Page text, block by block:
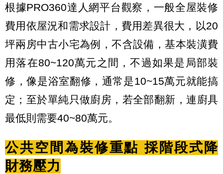
根據PRO360達人網平台觀察，一般全屋裝修
費用依屋況和需求設計，費用差異很大，以20
坪兩房中古小宅為例，不含設備，基本裝潢費
用落在80~120萬元之間，不過如果是局部裝
修，像是浴室翻修，通常是10~15萬元就能搞
定；至於單純只做廚房，若全部翻新，連廚具
最低則需要40~80萬元。
公共空間為裝修重點 採階段式降
財務壓力